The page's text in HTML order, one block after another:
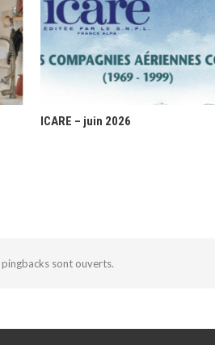
ICARE – juin 2026
pingbacks sont ouverts.